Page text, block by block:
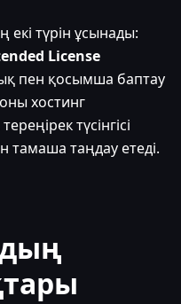
түрін ұсынады:
License
пен қосымша баптау
хостинг
түсінгісі
тамаша таңдау етеді.